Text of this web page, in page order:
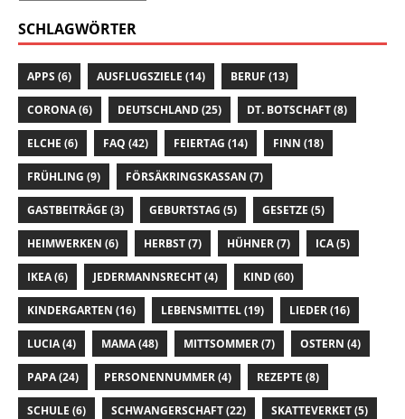
SCHLAGWÖRTER
APPS (6) AUSFLUGSZIELE (14) BERUF (13)
CORONA(6) DEUTSCHLAND(25) DT. BOTSCHAFT(8)
ELCHE (6) FAQ (42) FEIERTAG (14) FINN (18)
FRÜHLING (9) FÖRSÄKRINGSKASSAN (7)
GASTBEITRÄGE (3) GEBURTSTAG (5) GESETZE (5)
HEIMWERKEN (6) HERBST(7) HÜHNER(7) ICA(5)
IKEA(6) JEDERMANNSRECHT(4) KIND(60)
KINDERGARTEN (16) LEBENSMITTEL(19) LIEDER(16)
LUCIA(4) MAMA(48) MITTSOMMER(7) OSTERN (4)
PAPA(24) PERSONENNUMMER(4) REZEPTE (8)
SCHULE (6) SCHWANGERSCHAFT(22) SKATTEVERKET(5)